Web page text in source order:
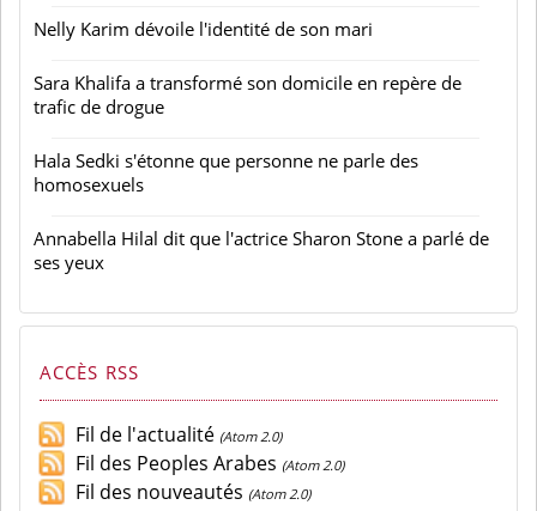
Nelly Karim dévoile l'identité de son mari
Sara Khalifa a transformé son domicile en repère de
trafic de drogue
Hala Sedki s'étonne que personne ne parle des
homosexuels
Annabella Hilal dit que l'actrice Sharon Stone a parlé de
ses yeux
ACCÈS RSS
Fil de l'actualité (Atom 2.0)
Fil des Peoples Arabes (Atom 2.0)
Fil des nouveautés (Atom 2.0)